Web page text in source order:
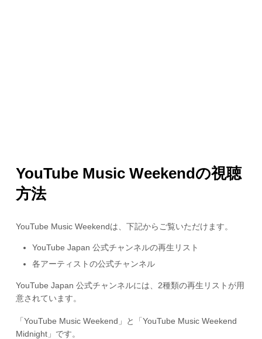
YouTube Music Weekendの視聴
方法
YouTube Music Weekendは、下記からご覧いただけます。
YouTube Japan 公式チャンネルの再生リスト
各アーティストの公式チャンネル
YouTube Japan 公式チャンネルには、2種類の再生リストが用
意されています。
「YouTube Music Weekend」と「YouTube Music Weekend
Midnight」です。